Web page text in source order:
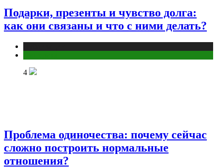
Подарки, презенты и чувство долга:
как они связаны и что с ними делать?
4
Проблема одиночества: почему сейчас
сложно построить нормальные
отношения?